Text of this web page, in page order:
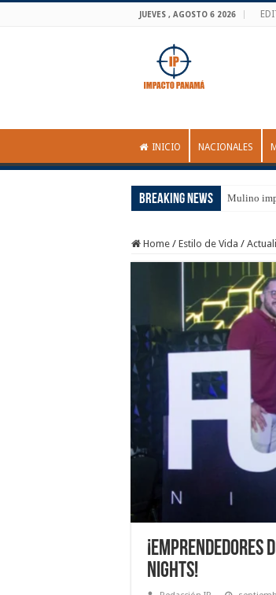
JUEVES , AGOSTO 6 2026
INICIO NACIONALES
Breaking News Mulino
Home / Estilo de Vida /
¡Emprendedores
Nights!